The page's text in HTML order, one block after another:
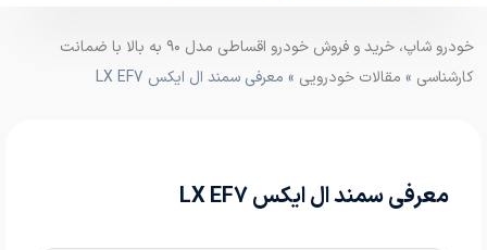
خودرو شاپ، خرید و فروش خودرو اقساطی مدل ۹۰ به بالا با ضمانت
کارشناسی » مقالات خودرویی » معرفی سمند ال ایکس LX EF7
معرفی سمند ال ایکس LX EF7